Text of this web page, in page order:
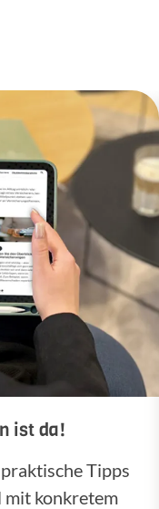
ist da!
Tipps
mit konkretem